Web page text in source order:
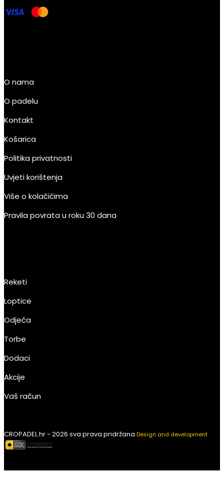
O nama
O padelu
Kontakt
Košarica
Politika privatnosti
Uvjeti korištenja
Više o kolačićima
Pravila povrata u roku 30 dana
Reketi
Loptice
Odjeća
Torbe
Dodaci
Akcije
Vaš račun
CROPADEL.hr - 2026 sva prava pridržana Design and development